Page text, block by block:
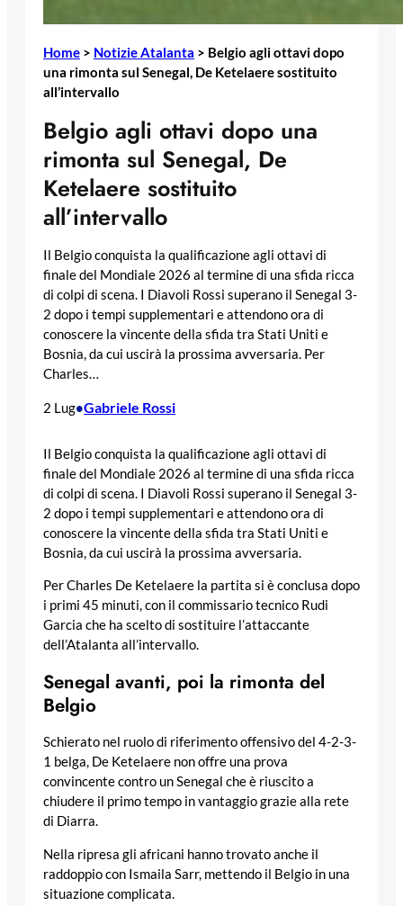
Home > Notizie Atalanta > Belgio agli ottavi dopo
una rimonta sul Senegal, De Ketelaere sostituito
all’intervallo
Belgio agli ottavi dopo una
rimonta sul Senegal, De
Ketelaere sostituito
all’intervallo
Il Belgio conquista la qualificazione agli ottavi di
finale del Mondiale 2026 al termine di una sfida ricca
di colpi di scena. I Diavoli Rossi superano il Senegal 3-
2 dopo i tempi supplementari e attendono ora di
conoscere la vincente della sfida tra Stati Uniti e
Bosnia, da cui uscirà la prossima avversaria. Per
Charles…
2 Lug•Gabriele Rossi
Il Belgio conquista la qualificazione agli ottavi di
finale del Mondiale 2026 al termine di una sfida ricca
di colpi di scena. I Diavoli Rossi superano il Senegal 3-
2 dopo i tempi supplementari e attendono ora di
conoscere la vincente della sfida tra Stati Uniti e
Bosnia, da cui uscirà la prossima avversaria.
Per Charles De Ketelaere la partita si è conclusa dopo
i primi 45 minuti, con il commissario tecnico Rudi
Garcia che ha scelto di sostituire l’attaccante
dell’Atalanta all’intervallo.
Senegal avanti, poi la rimonta del
Belgio
Schierato nel ruolo di riferimento offensivo del 4-2-3-
1 belga, De Ketelaere non offre una prova
convincente contro un Senegal che è riuscito a
chiudere il primo tempo in vantaggio grazie alla rete
di Diarra.
Nella ripresa gli africani hanno trovato anche il
raddoppio con Ismaila Sarr, mettendo il Belgio in una
situazione complicata.